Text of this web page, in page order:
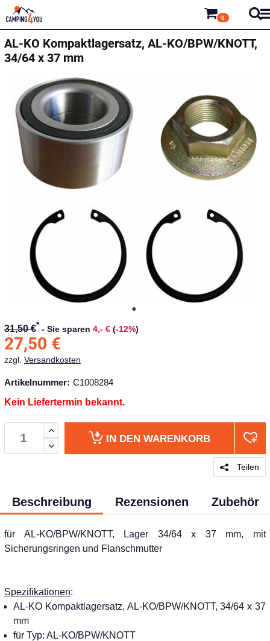
0
AL-KO Kompaktlagersatz, AL-KO/BPW/KNOTT,
34/64 x 37 mm
31,50 €* - Sie sparen 4,- € (-12%)
27,50 €
zzgl. Versandkosten
Artikelnummer: C1008284
Kein Liefertermin bekannt.
IN DEN WARENKORB
Teilen
Beschreibung Rezensionen Zubehör
für AL-KO/BPW/KNOTT, Lager 34/64 x 37 mm, mit
Sicherungsringen und Flanschmutter
Spezifikationen:
AL-KO Kompaktlagersatz, AL-KO/BPW/KNOTT, 34/64 x 37
mm
für Typ: AL-KO/BPW/KNOTT